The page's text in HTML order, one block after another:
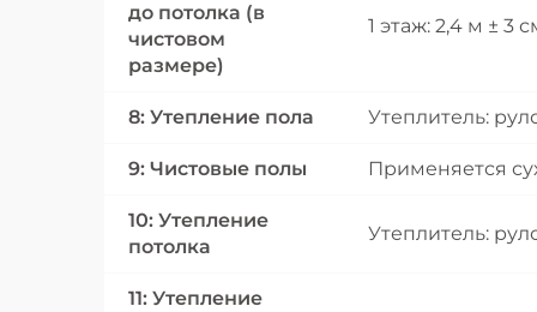
до потолка (в
чистовом
размере)
1 этаж: 2,4 м ± 3
8: Утепление пола Утеплитель:
9: Чистовые полы Применяется
10: Утепление
потолка
Утеплитель:
11: Утепление